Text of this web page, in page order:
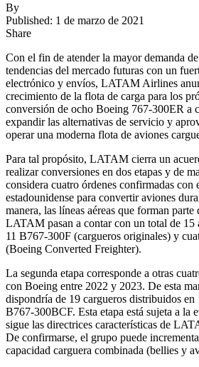
By
Published: 1 de marzo de 2021
Share
Con el fin de atender la mayor demanda
tendencias del mercado futuras con un
electrónico y envíos, LATAM Airlines
crecimiento de la flota de carga para los
conversión de ocho Boeing 767-300ER a
expandir las alternativas de servicio y
operar una moderna flota de aviones
Para tal propósito, LATAM cierra un
realizar conversiones en dos etapas y de
considera cuatro órdenes confirmadas con
estadounidense para convertir aviones
manera, las líneas aéreas que forman parte
LATAM pasan a contar con un total de 15
11 B767-300F (cargueros originales) y
(Boeing Converted Freighter).
La segunda etapa corresponde a otras
con Boeing entre 2022 y 2023. De esta
dispondría de 19 cargueros distribuidos
B767-300BCF. Esta etapa está sujeta a la
sigue las directrices características de
De confirmarse, el grupo puede
capacidad carguera combinada (bellies y